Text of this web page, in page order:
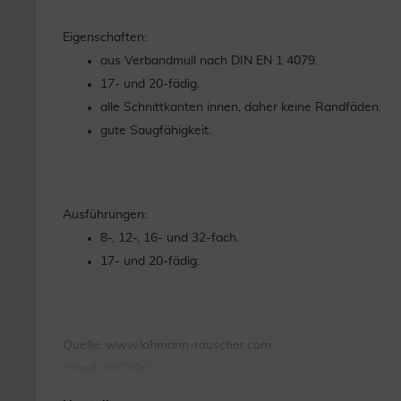
Eigenschaften:
aus Verbandmull nach DIN EN 1 4079.
17- und 20-fädig.
alle Schnittkanten innen, daher keine Randfäden.
gute Saugfähigkeit.
Ausführungen:
8-, 12-, 16- und 32-fach.
17- und 20-fädig.
Quelle: www.lohmann-rauscher.com